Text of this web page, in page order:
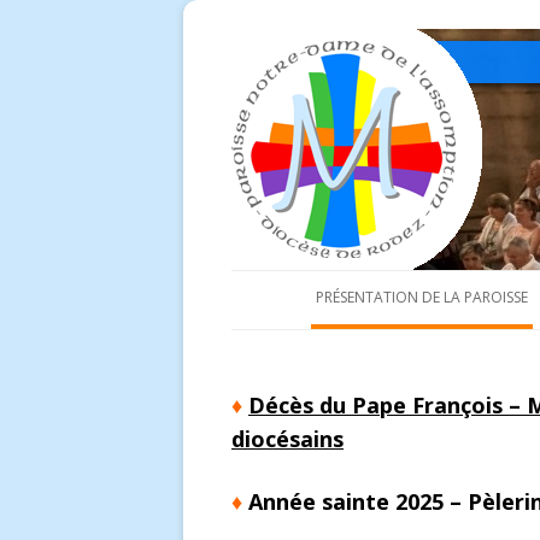
PRÉSENTATION DE LA PAROISSE
Conseil économique
Équipe d’animation paroissiale
♦ Décès du Pape François –
diocésains
♦ Année sainte 2025 –